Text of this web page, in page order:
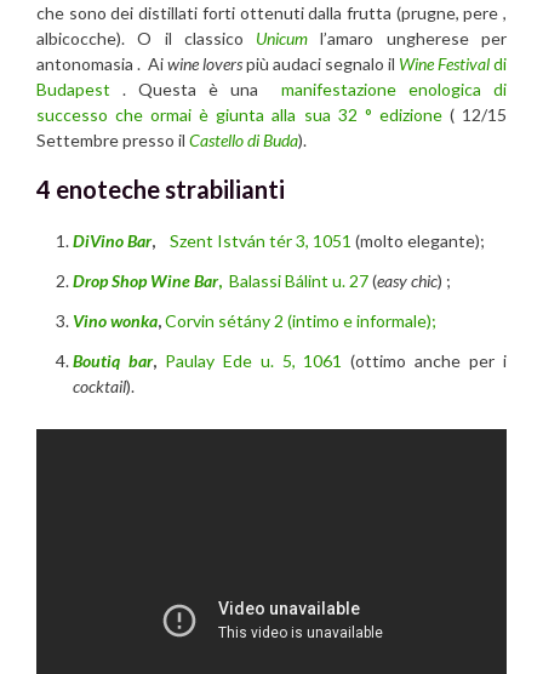
che sono dei distillati forti ottenuti dalla frutta (prugne, pere ,
albicocche). O il classico Unicum
l’amaro ungherese per
antonomasia . Aiwine loverspiù audaci segnalo il Wine Festivaldi
Budapest . Questa è unamanifestazione enologica di
successo che ormai è giunta alla sua 32 ° edizione( 12/15
Settembre presso il Castello di Buda).
4 enoteche strabilianti
DiVino Bar, Szent István tér 3, 1051 (molto elegante);
Drop Shop Wine Bar, Balassi Bálint u. 27(easy chic) ;
Vino wonka,Corvin sétány 2 (intimo e informale);
Boutiq bar, Paulay Ede u. 5, 1061(ottimo anche per i
cocktail).